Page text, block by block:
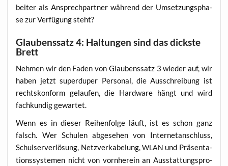
bei­ter als Ansprech­part­ner wäh­rend der Umset­zungs­pha­
se zur Ver­fü­gung steht?
Glaubenssatz 4: Haltungen sind das dickste
Brett
Neh­men wir den Faden von Glau­bens­satz 3 wie­der auf, wir
haben jetzt super­du­per Per­so­nal, die Aus­schrei­bung ist
rechts­kon­form gelau­fen, die Hard­ware hängt und wird
fach­kun­dig gewartet.
Wenn es in die­ser Rei­hen­fol­ge läuft, ist es schon ganz
falsch. Wer Schu­len abge­se­hen von Inter­net­an­schluss,
Schul­ser­ver­lö­sung, Netz­ver­ka­be­lung,WLAN und Prä­sen­ta­
ti­ons­sys­te­men nicht von vorn­her­ein an Aus­stat­tungs­pro­